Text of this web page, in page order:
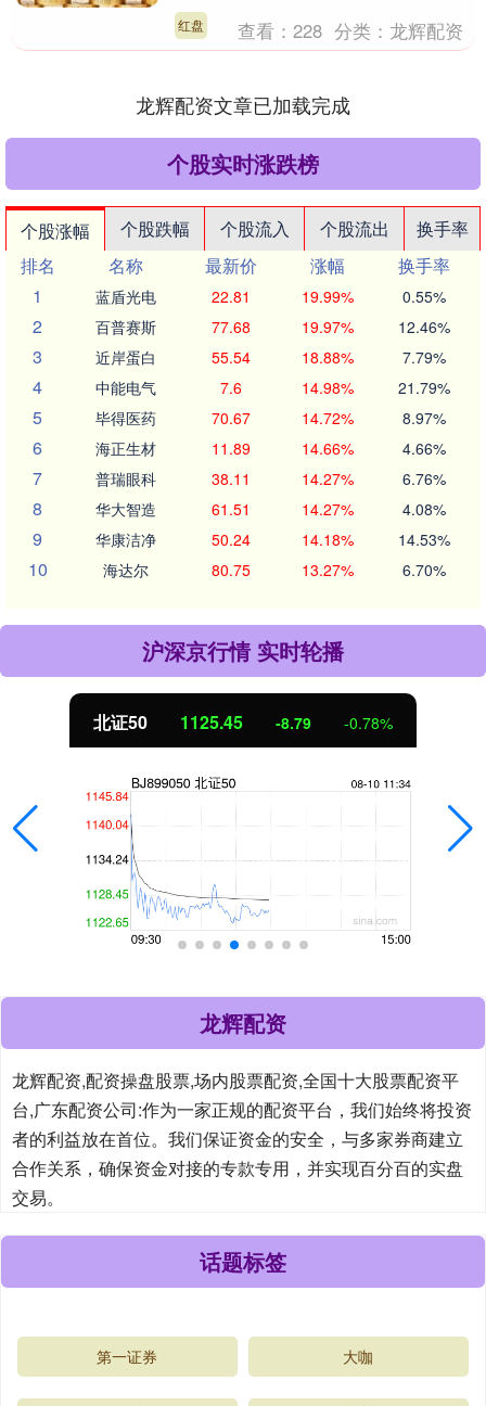
精神，强化底....
红盘 查看：228 分类： 龙辉配资
龙辉配资文章已加载完成
个股实时涨跌榜
个股涨幅 个股跌幅 个股流入 个股流出
换手率
排名
名称 最新价 涨幅
换手率
1
蓝盾光电 22.81 19.99% 0.55%
2 百普赛斯 77.68 19.97% 12.46%
3 近岸蛋白 55.54 18.88% 7.79%
4 中能电气 7.6 14.98% 21.79%
5 毕得医药 70.67 14.72% 8.97%
6 海正生材 11.89 14.66% 4.66%
7 普瑞眼科 38.11 14.27% 6.76%
8 华大智造 61.51 14.27% 4.08%
9 华康洁净 50.24 14.18% 14.53%
10 海达尔 80.75 13.27% 6.70%
沪深京行情 实时轮播
北证50 1125.45 -8.79 -0.78%
龙辉配资
龙辉配资,配资操盘股票,场内股票配资,全国十大股票配资平
台,广东配资公司:作为一家正规的配资平台，我们始终将投资
者的利益放在首位。我们保证资金的安全，与多家券商建立
合作关系，确保资金对接的专款专用，并实现百分百的实盘
交易。
话题标签
第一证券 大咖